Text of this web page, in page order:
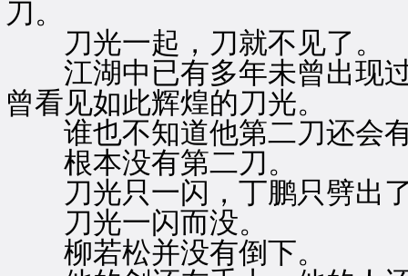
刀。
刀光一起，刀就不见了。
江湖中已有多年未曾出现过
曾看见如此辉煌的刀光。
谁也不知道他第二刀还会
根本没有第二刀。
刀光只一闪，丁鹏只劈出
刀光一闪而没。
柳若松并没有倒下。